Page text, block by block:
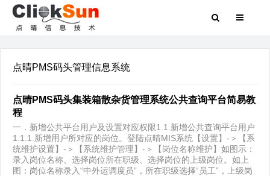
点晴PMS码头管理信息系统
点晴PMS码头集装箱散杂货管理系统公共查询平台简易教
程
一．新增公共平台用户及设置对应权限1.1.新增公共查询平台用户
1.1.1.新增用户所对应的岗位。登陆点晴MIS系统【设置】-＞【系
统维护设置】-＞【系统维护管理】-＞【岗位名称维护】如图示：
录入岗位名称、选择岗位所在职级、选择岗位的上级岗位。如上
图：岗位名称录入“中外运调度员”，所在职级选择“员工”，上级岗